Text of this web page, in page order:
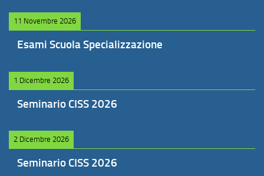
11 Novembre 2026
Esami Scuola Specializzazione
1 Dicembre 2026
Seminario CISS 2026
2 Dicembre 2026
Seminario CISS 2026